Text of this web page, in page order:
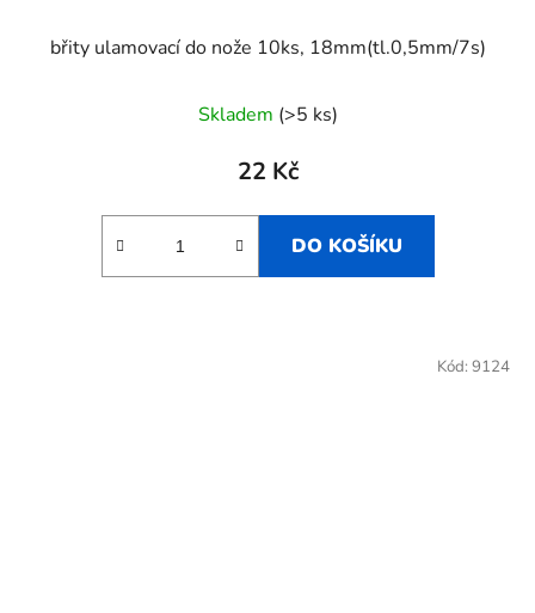
břity ulamovací do nože 10ks, 18mm(tl.0,5mm/7s)
Skladem (>5 ks)
22 Kč
DO KOŠÍKU
Kód: 9124